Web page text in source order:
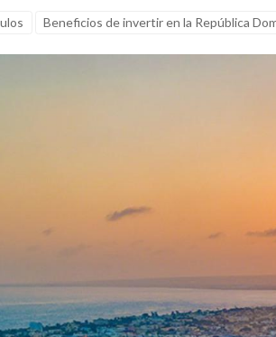
Beneficios de invertir en la República